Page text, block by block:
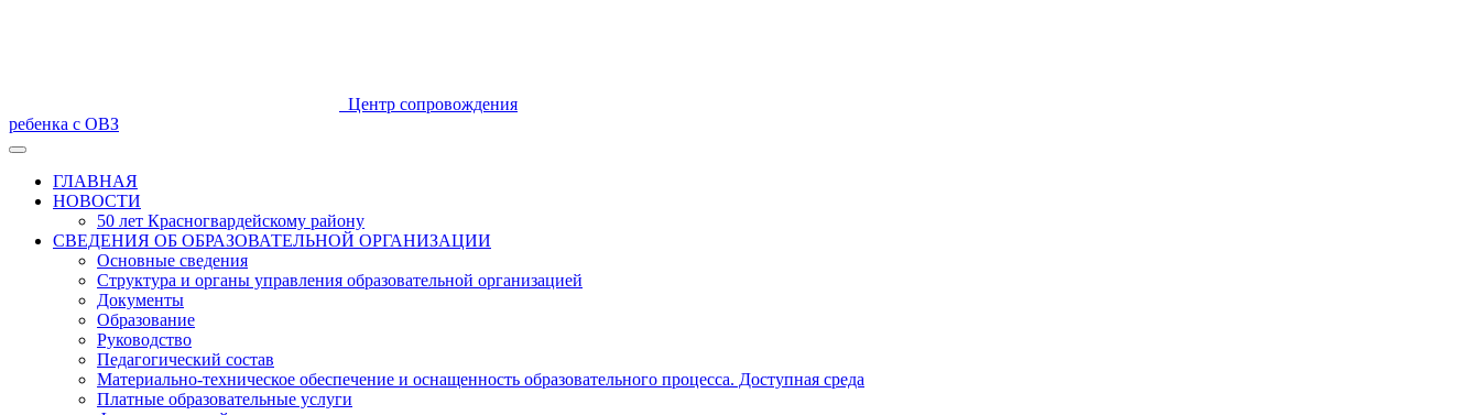
Центр сопровождения
ребенка с ОВЗ
ГЛАВНАЯ
НОВОСТИ
50 лет Красногвардейскому району
СВЕДЕНИЯ ОБ ОБРАЗОВАТЕЛЬНОЙ ОРГАНИЗАЦИИ
Основные сведения
Структура и органы управления образовательной организацией
Документы
Образование
Руководство
Педагогический состав
Материально-техническое обеспечение и оснащенность образовательного процесса. Доступная среда
Платные образовательные услуги